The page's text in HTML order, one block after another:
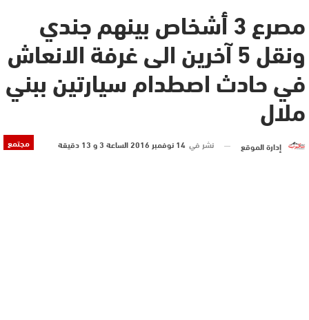
مصرع 3 أشخاص بينهم جندي
ونقل 5 آخرين الى غرفة الانعاش
في حادث اصطدام سيارتين ببني
ملال
مجتمع إدارة الموقع نشر في 14 نوفمبر 2016 الساعة 3 و 13 دقيقة